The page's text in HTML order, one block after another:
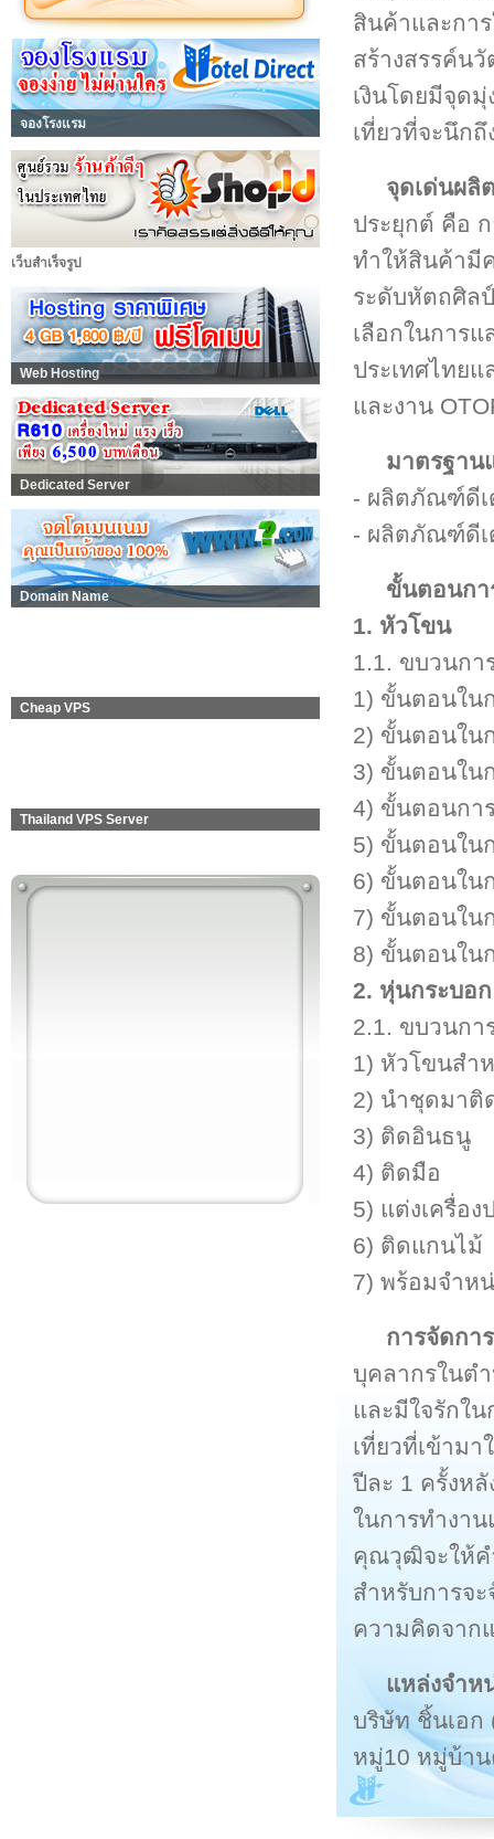
จองโรงแรม
เว็บสำเร็จรูป
Web Hosting
Dedicated Server
Domain Name
Cheap VPS
Thailand VPS Server
สินค้าและกา
สร้างสรรค์น
เงินโดยมีจุด
เที่ยวที่จะนึกถึ
จุดเด่นผ
ประยุกต์ คือ
ทำให้สินค้ามี
ระดับหัตถศิล
เลือกในการ
ประเทศไทย
และงาน
มาตรฐาน
- ผลิตภัณฑ์ดีเ
- ผลิตภัณฑ์ดีเ
ขั้นตอนกา
1. หัวโขน
1.1. ขบวนก
1) ขั้นตอนใน
2) ขั้นตอนใน
3) ขั้นตอนใน
4) ขั้นตอนกา
5) ขั้นตอนใน
6) ขั้นตอนใน
7) ขั้นตอนใน
8) ขั้นตอนใน
2. หุ่นกระบอก
2.1. ขบวนกา
1) หัวโขนสำ
2) นำชุดมาติ
3) ติดอินธนู
4) ติดมือ
5) แต่งเครื่อง
6) ติดแกนไม้
7) พร้อมจำห
การจัดก
บุคลากรในต
และมีใจรักใ
เที่ยวที่เข้าม
ปีละ 1 ครั้งหลั
ในการทำงา
คุณวุฒิจะให้ค
สำหรับการจ
ความคิดจาก
แหล่งจำ
บริษัท ชิ้นเอก
หมู่10 หมู่บ้าน